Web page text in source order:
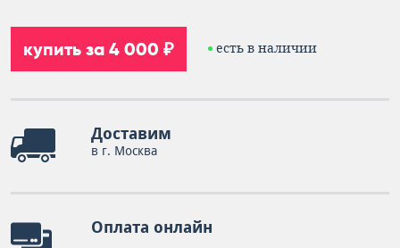
купить за 4 000 ₽ есть в наличии
Доставим
в г. Москва
Оплата онлайн